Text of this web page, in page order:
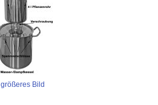
größeres Bild